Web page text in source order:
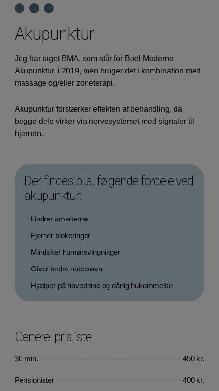
Akupunktur
Jeg har taget BMA, som står for Boel Moderne
Akupunktur, i 2019, men bruger det i kombination med
massage og/eller zoneterapi.
Akupunktur forstærker effekten af behandling, da
begge dele virker via nervesystemet med signaler til
hjernen.
Der findes bl.a. følgende fordele ved
akupunktur:
Lindrer smerterne
Fjerner blokeringer
Mindsker humørsvingninger
Giver bedre nattesøvn
Hjælper på hovedpine og dårlig hukommelse
Generel prisliste
30 min. 450 kr.
Pensionister 400 kr.